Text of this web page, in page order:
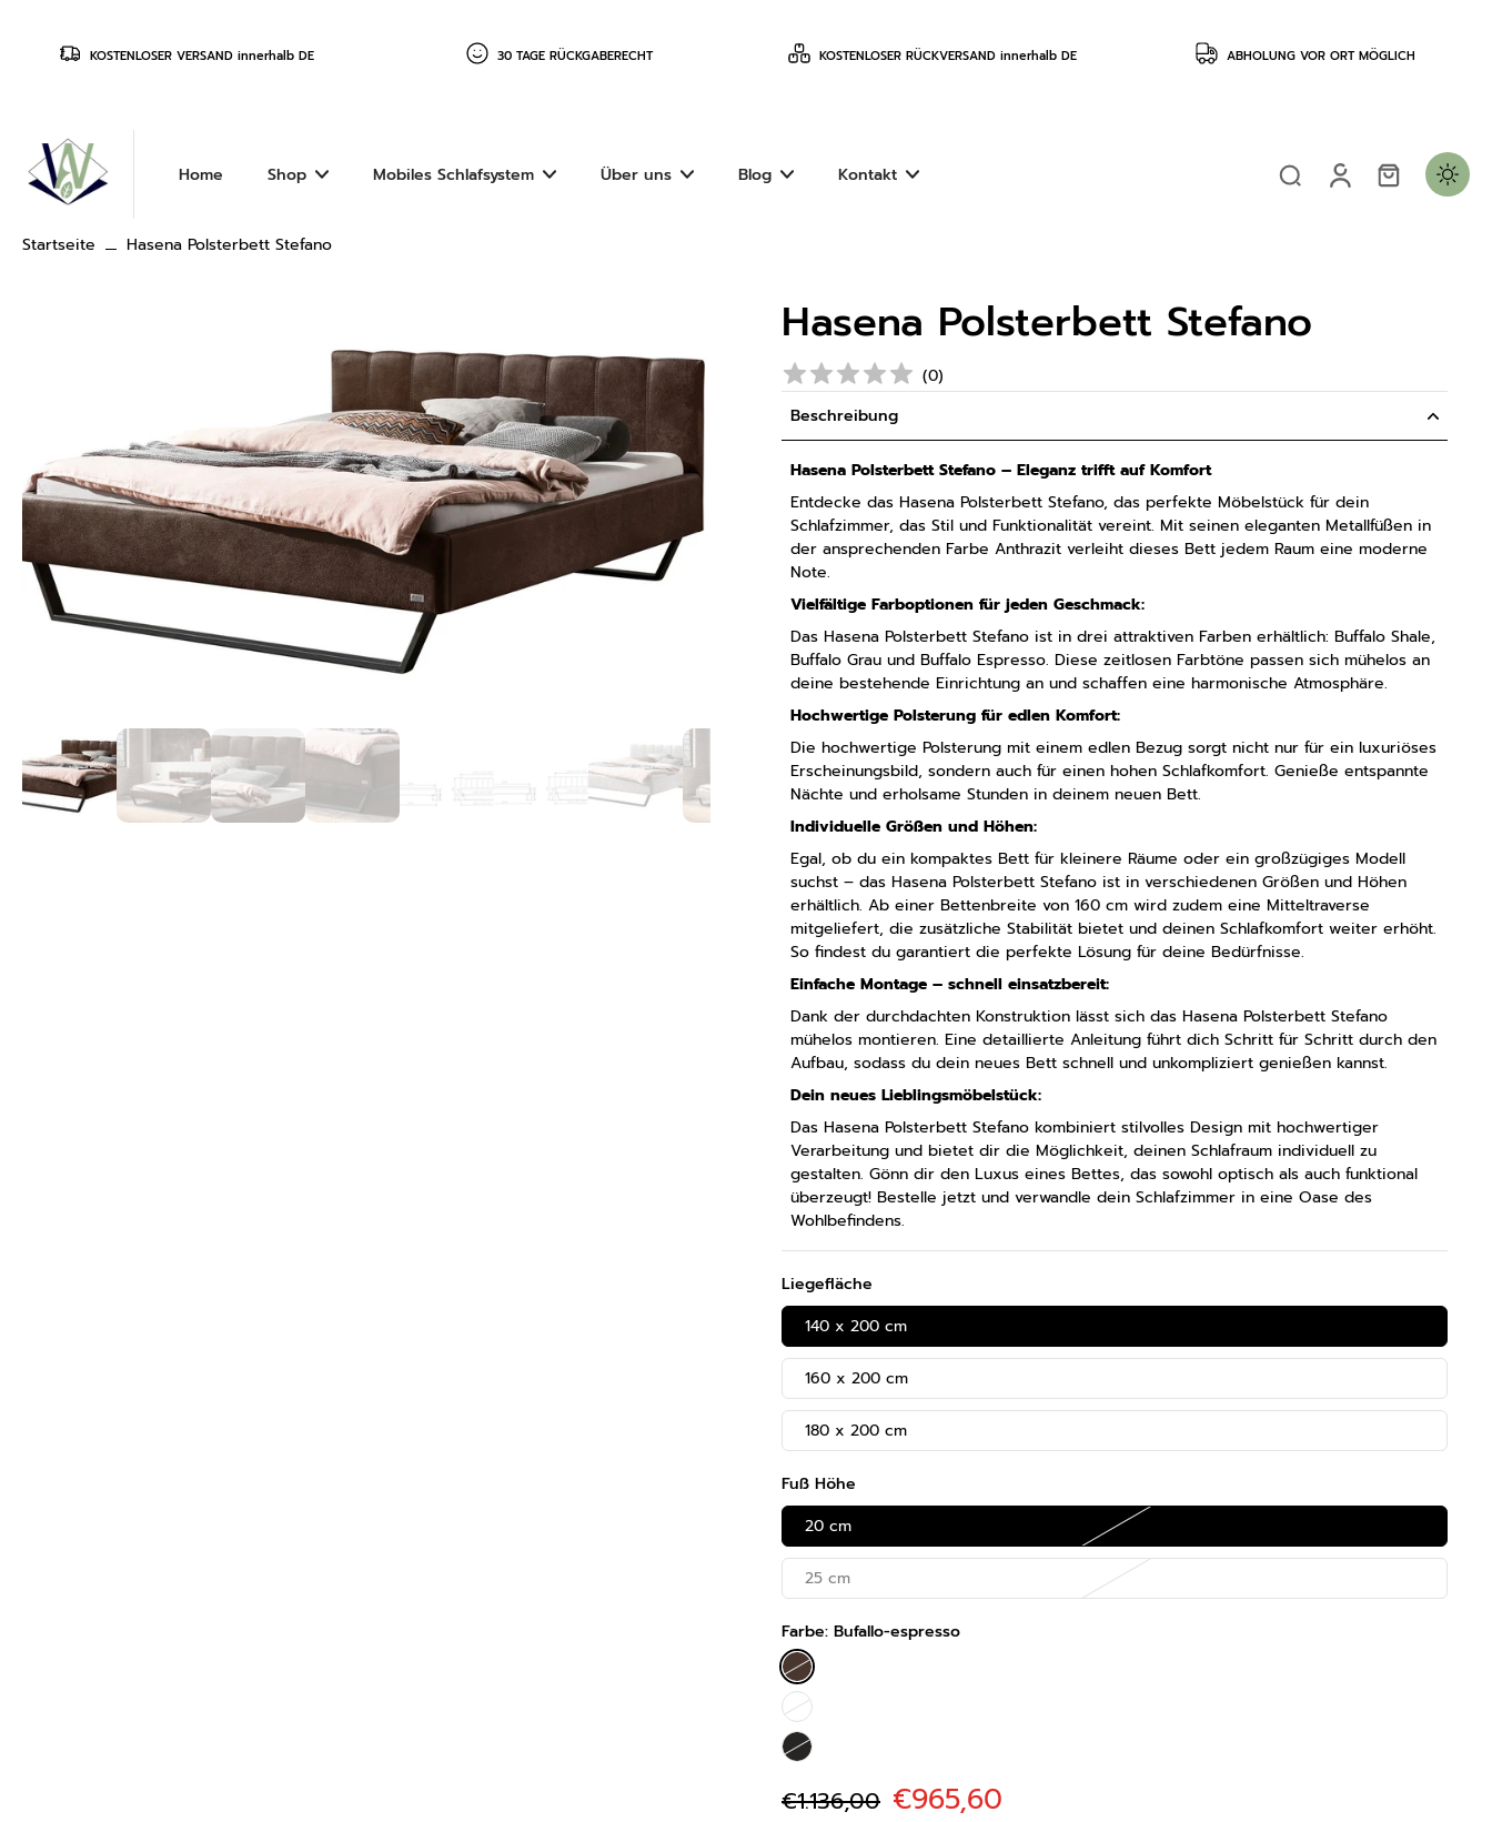
KOSTENLOSER VERSAND innerhalb DE 30 TAGE RÜCKGABERECHT KOSTENLOSER RÜCKVERSAND innerhalb DE ABHOLUNG VOR ORT MÖGLICH
Home Shop Mobiles Schlafsystem Über uns Blog Kontakt
Startseite Hasena Polsterbett Stefano
Hasena Polsterbett Stefano
(0)
Beschreibung
Hasena Polsterbett Stefano – Eleganz trifft auf Komfort
Entdecke das Hasena Polsterbett Stefano, das perfekte Möbelstück für dein
Schlafzimmer, das Stil und Funktionalität vereint. Mit seinen eleganten Metallfüßen in
der ansprechenden Farbe Anthrazit verleiht dieses Bett jedem Raum eine moderne
Note.
Vielfältige Farboptionen für jeden Geschmack:
Das Hasena Polsterbett Stefano ist in drei attraktiven Farben erhältlich: Buffalo Shale,
Buffalo Grau und Buffalo Espresso. Diese zeitlosen Farbtöne passen sich mühelos an
deine bestehende Einrichtung an und schaffen eine harmonische Atmosphäre.
Hochwertige Polsterung für edlen Komfort:
Die hochwertige Polsterung mit einem edlen Bezug sorgt nicht nur für ein luxuriöses
Erscheinungsbild, sondern auch für einen hohen Schlafkomfort. Genieße entspannte
Nächte und erholsame Stunden in deinem neuen Bett.
Individuelle Größen und Höhen:
Egal, ob du ein kompaktes Bett für kleinere Räume oder ein großzügiges Modell
suchst – das Hasena Polsterbett Stefano ist in verschiedenen Größen und Höhen
erhältlich. Ab einer Bettenbreite von 160 cm wird zudem eine Mitteltraverse
mitgeliefert, die zusätzliche Stabilität bietet und deinen Schlafkomfort weiter erhöht.
So findest du garantiert die perfekte Lösung für deine Bedürfnisse.
Einfache Montage – schnell einsatzbereit:
Dank der durchdachten Konstruktion lässt sich das Hasena Polsterbett Stefano
mühelos montieren. Eine detaillierte Anleitung führt dich Schritt für Schritt durch den
Aufbau, sodass du dein neues Bett schnell und unkompliziert genießen kannst.
Dein neues Lieblingsmöbelstück:
Das Hasena Polsterbett Stefano kombiniert stilvolles Design mit hochwertiger
Verarbeitung und bietet dir die Möglichkeit, deinen Schlafraum individuell zu
gestalten. Gönn dir den Luxus eines Bettes, das sowohl optisch als auch funktional
überzeugt! Bestelle jetzt und verwandle dein Schlafzimmer in eine Oase des
Wohlbefindens.
Liegefläche
140 x 200 cm
160 x 200 cm
180 x 200 cm
Fuß Höhe
20 cm
25 cm
Farbe: Bufallo-espresso
€1.136,00 €965,60